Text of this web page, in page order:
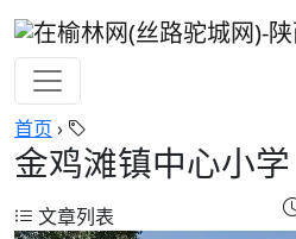
首页 ›
金鸡滩镇中心小学
文章列表